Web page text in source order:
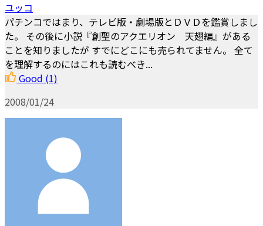
ユッコ
パチンコではまり、テレビ版・劇場版とＤＶＤを鑑賞しまし
た。 その後に小説『創聖のアクエリオン 天翅編』がある
ことを知りましたが すでにどこにも売られてません。 全て
を理解するのにはこれも読むべき...
Good (1)
2008/01/24